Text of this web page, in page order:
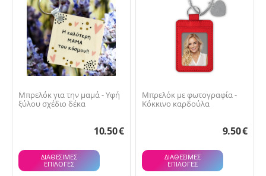
Μπρελόκ για την μαμά - Υφή
ξύλου σχέδιο δέκα
10.50€
ΔΙΑΘΕΣΙΜΕΣ
ΕΠΙΛΟΓΈΣ
Μπρελόκ με φωτογραφία -
Κόκκινο καρδούλα
9.50€
ΔΙΑΘΕΣΙΜΕΣ
ΕΠΙΛΟΓΈΣ